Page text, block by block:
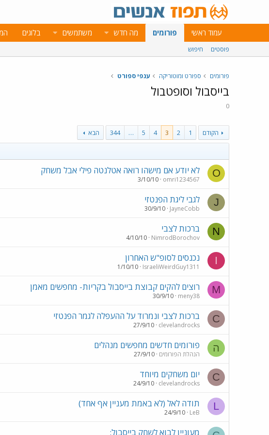
עמוד ראשי פורומים מה חדש משתמשים בלוגים
פוסטים חיפוש
פורומים ספורט ומוטוריקה ענפי ספורט
בייסבול וסופטבול
0
הקודם 1
2
3
4
5
…
344 הבא
O לא יודע אם מישהו רואה אטלנטה פילי אבל משחק
omri1234567
3/10/10
J לגבי ליגת הפנטזי
JayneCobb
30/9/10
N ברכות לצבי
NimrodBorochov
4/10/10
I נכנסים לסופ"ש האחרון
IsraeliWeirdGuy1311
1/10/10
M רוצים להקים קבוצת בייסבול בקריות- מחפשים מאמן
meny38
30/9/10
C ברכות לצבי ונמרוד על ההעפלה לגמר הפנטזי
clevelandrocks
27/9/10
ה פורומים חדשים מחפשים מנהלים
הנהלת הפורומים 27/9/10
C יום משחקים מיוחד
clevelandrocks
24/9/10
L תודה לאל (לא באמת מעניין אף אחד)
LeB
24/9/10
מעוניין לבוא לשחק בייסבול: